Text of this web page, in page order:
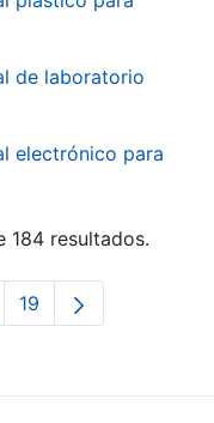
de laboratorio
electrónico para
184 resultados.
intermedias Use
Página
19